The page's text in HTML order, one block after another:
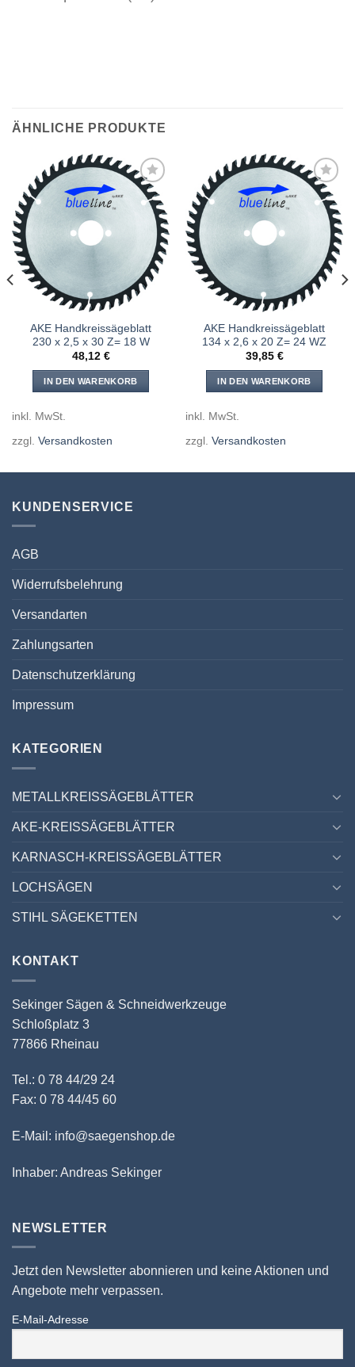
ÄHNLICHE PRODUKTE
hinzufügen
AKE Handkreissägeblatt
230 x 2,5 x 30 Z= 18 W
48,12 €
IN DEN WARENKORB
inkl. MwSt.
zzgl. Versandkosten
hinzufügen
AKE Handkreissägeblatt
134 x 2,6 x 20 Z= 24 WZ
39,85 €
IN DEN WARENKORB
inkl. MwSt.
zzgl. Versandkosten
KUNDENSERVICE
AGB
Widerrufsbelehrung
Versandarten
Zahlungsarten
Datenschutzerklärung
Impressum
KATEGORIEN
METALLKREISSÄGEBLÄTTER
AKE-KREISSÄGEBLÄTTER
KARNASCH-KREISSÄGEBLÄTTER
LOCHSÄGEN
STIHL SÄGEKETTEN
KONTAKT
Sekinger Sägen & Schneidwerkzeuge
Schloßplatz 3
77866 Rheinau
Tel.: 0 78 44/29 24
Fax: 0 78 44/45 60
E-Mail: info@saegenshop.de
Inhaber: Andreas Sekinger
NEWSLETTER
Jetzt den Newsletter abonnieren und keine Aktionen und
Angebote mehr verpassen.
E-Mail-Adresse